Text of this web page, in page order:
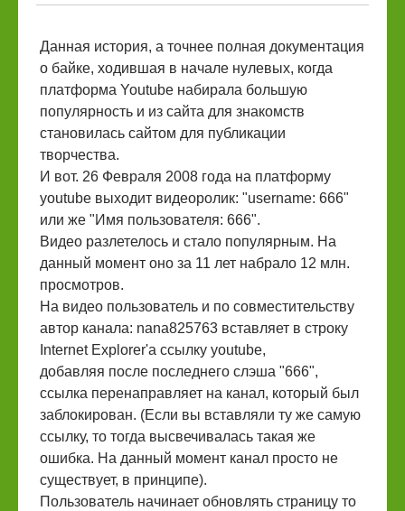
Данная история, а точнее полная документация
о байке, ходившая в начале нулевых, когда
платформа Youtube набирала большую
популярность и из сайта для знакомств
становилась сайтом для публикации
творчества.
И вот. 26 Февраля 2008 года на платформу
youtube выходит видеоролик: "username: 666"
или же "Имя пользователя: 666".
Видео разлетелось и стало популярным. На
данный момент оно за 11 лет набрало 12 млн.
просмотров.
На видео пользователь и по совместительству
автор канала: nana825763 вставляет в строку
Internet Explorer'а ссылку youtube,
добавляя после последнего слэша "666",
ссылка перенаправляет на канал, который был
заблокирован. (Если вы вставляли ту же самую
ссылку, то тогда высвечивалась такая же
ошибка. На данный момент канал просто не
существует, в принципе).
Пользователь начинает обновлять страницу то